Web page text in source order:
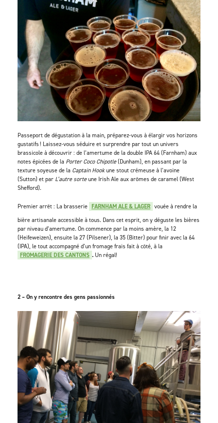
Passeport de dégustation à la main, préparez-vous à élargir vos horizons
gustatifs ! Laissez-vous séduire et surprendre par tout un univers
brassicole à découvrir : de l’amertume de la double IPA 64 (Farnham) aux
notes épicées de la Porter Coco Chipotle(Dunham), en passant par la
texture soyeuse de la Captain Hookune stout crémeuse à l’avoine
(Sutton) et par L’autre sorteune Irish Ale aux arômes de caramel (West
Shefford).
Premier arrêt : La brasserie FARNHAM ALE & LAGER vouée à rendre la
bière artisanale accessible à tous. Dans cet esprit, on y déguste les bières
par niveau d’amertume. On commence par la moins amère, la 12
(Heifeweizen), ensuite la 27 (Pilsener), la 35 (Bitter) pour finir avec la 64
(IPA), le tout accompagné d’un fromage frais fait à côté, à la
FROMAGERIE DES CANTONS . Un régal!
2 – On y rencontre des gens passionnés